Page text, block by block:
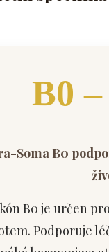
B0
Soma B0
B0 je určen
Podporuje